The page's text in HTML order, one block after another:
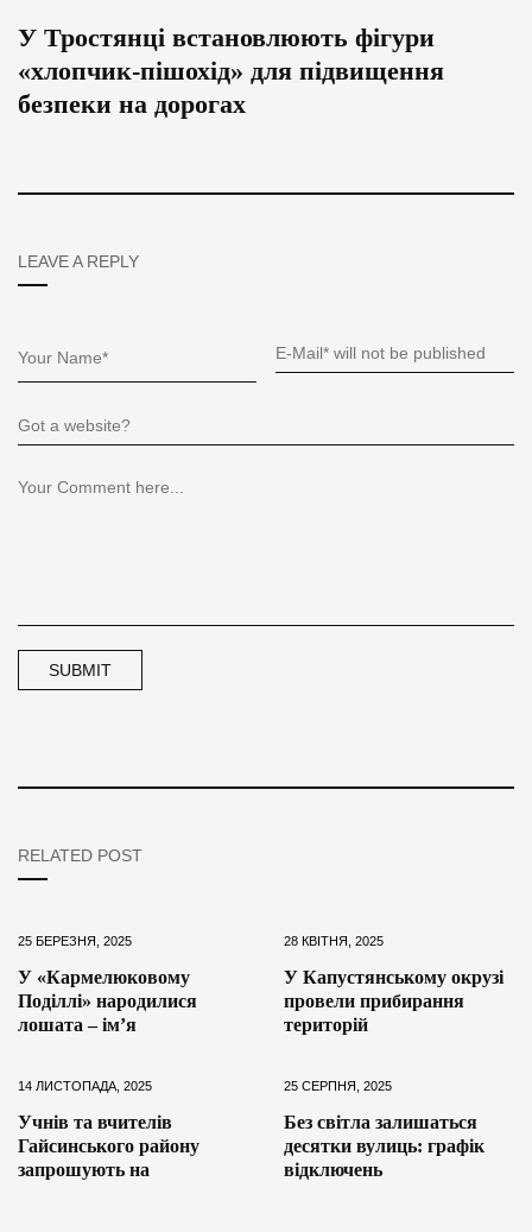
У Тростянці встановлюють фігури
«хлопчик-пішохід» для підвищення
безпеки на дорогах
LEAVE A REPLY
RELATED POST
25 БЕРЕЗНЯ, 2025
У «Кармелюковому
Поділлі» народилися
лошата – ім’я
28 КВІТНЯ, 2025
У Капустянському окрузі
провели прибирання
територій
14 ЛИСТОПАДА, 2025
Учнів та вчителів
Гайсинського району
запрошують на
25 СЕРПНЯ, 2025
Без світла залишаться
десятки вулиць: графік
відключень